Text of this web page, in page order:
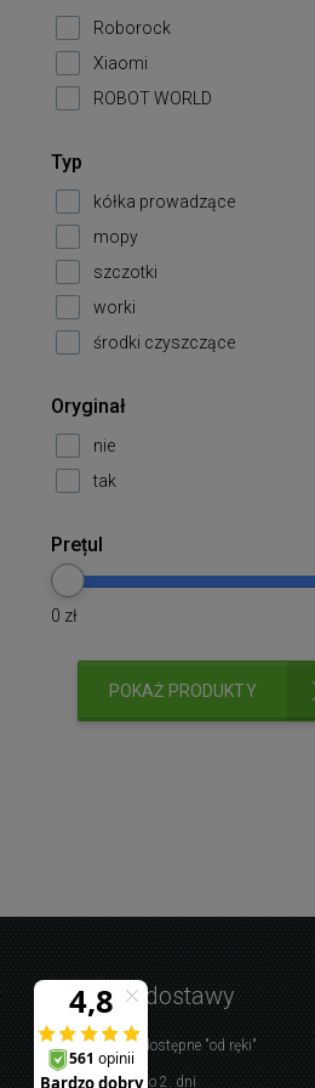
Roborock
Xiaomi
ROBOT WORLD
Typ
kółka prowadzące
mopy
szczotki
worki
środki czyszczące
Oryginał
nie
tak
Prețul
0 zł
POKAŻ PRODUKTY
Warunki dostawy
Produkty dostępne "od ręki"
Dostawa do 2. dni